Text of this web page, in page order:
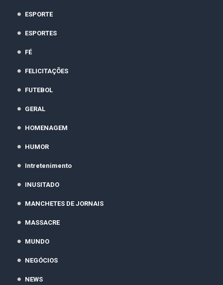
ESPORTE
ESPORTES
FÉ
FELICITAÇÕES
FUTEBOL
GERAL
HOMENAGEM
HUMOR
Intretenimento
INUSITADO
MANCHETES DE JORNAIS
MASSACRE
MUNDO
NEGÓCIOS
NEWS